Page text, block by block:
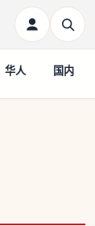
华人 国内